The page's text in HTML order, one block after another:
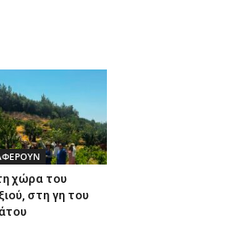
χώρα του
στη γη του